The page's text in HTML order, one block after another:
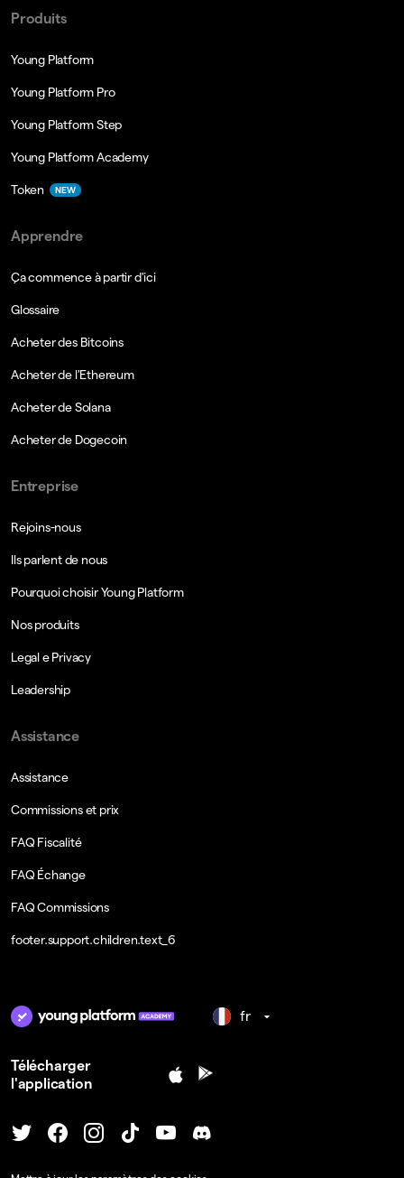
Produits
Young Platform
Young Platform Pro
Young Platform Step
Young Platform Academy
Token NEW
Apprendre
Ça commence à partir d'ici
Glossaire
Acheter des Bitcoins
Acheter de l'Ethereum
Acheter de Solana
Acheter de Dogecoin
Entreprise
Rejoins-nous
Ils parlent de nous
Pourquoi choisir Young Platform
Nos produits
Legal e Privacy
Leadership
Assistance
Assistance
Commissions et prix
FAQ Fiscalité
FAQ Échange
FAQ Commissions
footer.support.children.text_6
fr
Télécharger
l'application